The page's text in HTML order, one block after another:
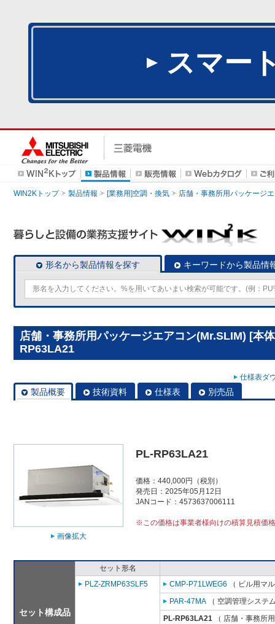
スマー
WIN2Kトップ 製品情報 [業務用]空調・換気 店舗・事務所用パッケージ
形名から製品情報を探す キーワードから製品情
店舗・事務所用パッケージエアコン(Mr.SLIM) [本
RP63LA21
仕様表ダ
製品概要 技術資料 仕様表 別売品
画像拡大
PL-RP63LA21
価格：440,000円（税別）
発売日：2025年05月12日
JANコード：4573637006111
※この価格は事業者様向けの積算見積価
セット構成品
セット形名
PLZ-ZRMP63SLF5
CMP-P71LWEG6 （ ビル用マ
PAR-47MA （ 空調管理システ
PL-RP63LA21 （ 店舗・事務所